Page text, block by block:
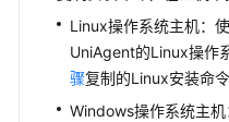
作
日
志
Linux操作系统主机：
UniAgent的Linux操作
骤复制的Linux安装命令
Windows操作系统主